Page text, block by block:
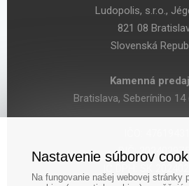
Ludopolis, s.r.o.,
821 08
Slovenská
Kamenná
Bratislava, Seberíniho 14
DIČ:
Nastavenie súborov
Na fungovanie našej webovej stránky